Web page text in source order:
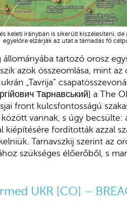
keleti irányban is sikerült kiszélesíteni,
egyelőre elzárják az utat a támadás fő
állományába tartozó orosz
azok összeomlása, mint
„Tavrija”
Тарнавський] a
front kulcsfontosságú
vannak, s úgy
kiépítésére fordították azzal
Tarnavszkij szerint az
szükséges élőerőből, s
UKR [CO] –